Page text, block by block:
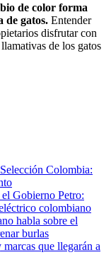
de color forma
de gatos. Entender
disfrutar con
de los gatos
Colombia:
Gobierno Petro:
colombiano
habla sobre el
burlas
que llegarán a